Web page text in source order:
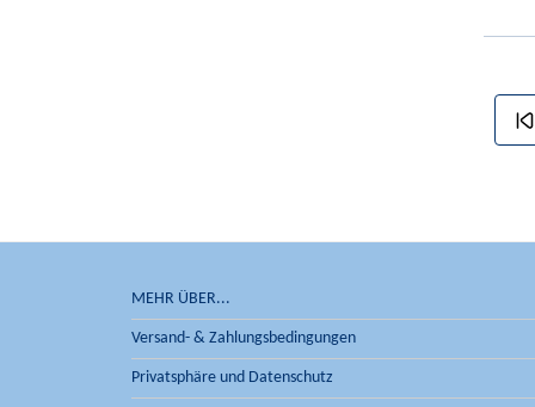
MEHR ÜBER...
Versand- & Zahlungsbedingungen
Privatsphäre und Datenschutz